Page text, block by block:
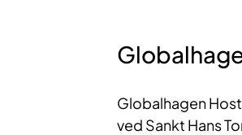
Globalhagen
ved Sankt Hans